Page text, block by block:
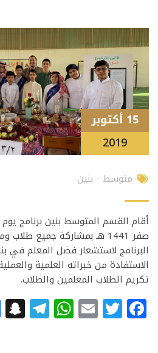
15 أكتوبر
2019
متوسط - بنين
صفر 1441 هـ بمشاركة جميع
البرنامج لاستشعار فضل المعلم في
الاستفادة من خبراته العلمية
تكريم الطلاب المعلمين والطلاب.
Facebook
Twitter
Email